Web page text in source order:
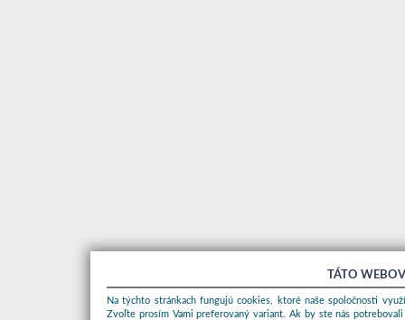
TÁTO
Na týchto stránkach fungujú cookies, ktoré naše spoločnosti
Zvoľte prosím Vami preferovaný variant. Ak by ste nás